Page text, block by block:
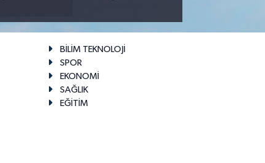
BİLİM TEKNOLOJİ
SPOR
EKONOMİ
SAĞLIK
EĞİTİM